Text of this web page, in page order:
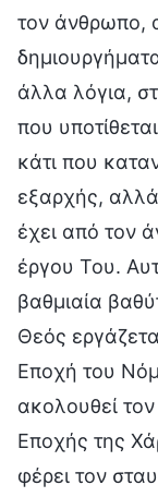
τον άνθρωπο,
άλλα λόγια,
που
κάτι που
εξαρχής, αλλά
έχει από τον
έργου Του.
βαθμιαία
Θεός
Εποχή του
ακολουθεί
Εποχής της
φέρει τον